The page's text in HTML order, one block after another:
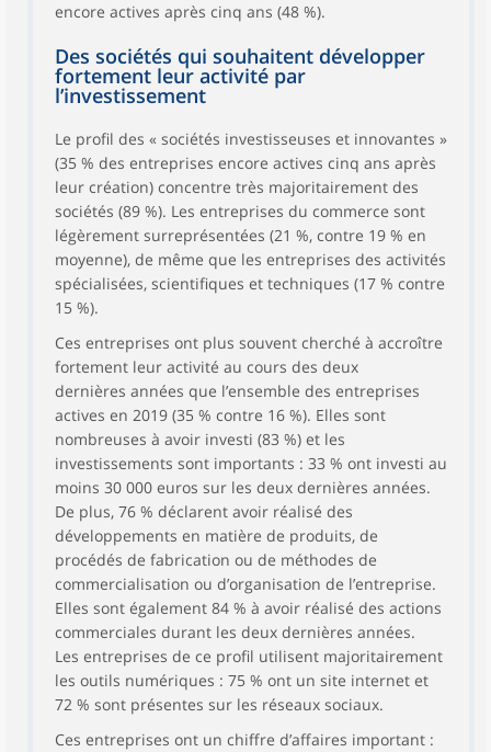
encore actives après cinq ans (48 %).
Des sociétés qui souhaitent développer
fortement leur activité par
l’investissement
Le profil des « sociétés investisseuses et innovantes »
(35 % des entreprises encore actives cinq ans après
leur création) concentre très majoritairement des
sociétés (89 %). Les entreprises du commerce sont
légèrement surreprésentées (21 %, contre 19 % en
moyenne), de même que les entreprises des activités
spécialisées, scientifiques et techniques (17 % contre
15 %).
Ces entreprises ont plus souvent cherché à accroître
fortement leur activité au cours des deux
dernières années que l’ensemble des entreprises
actives en 2019 (35 % contre 16 %). Elles sont
nombreuses à avoir investi (83 %) et les
investissements sont importants : 33 % ont investi au
moins 30 000 euros sur les deux dernières années.
De plus, 76 % déclarent avoir réalisé des
développements en matière de produits, de
procédés de fabrication ou de méthodes de
commercialisation ou d’organisation de l’entreprise.
Elles sont également 84 % à avoir réalisé des actions
commerciales durant les deux dernières années.
Les entreprises de ce profil utilisent majoritairement
les outils numériques : 75 % ont un site internet et
72 % sont présentes sur les réseaux sociaux.
Ces entreprises ont un chiffre d’affaires important :